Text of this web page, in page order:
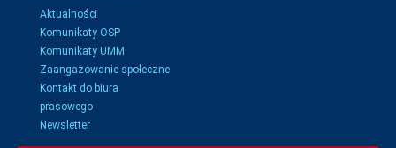
Aktualności
Komunikaty OSP
Komunikaty UMM
Zaangażowanie społeczne
Kontakt do biura
prasowego
Newsletter